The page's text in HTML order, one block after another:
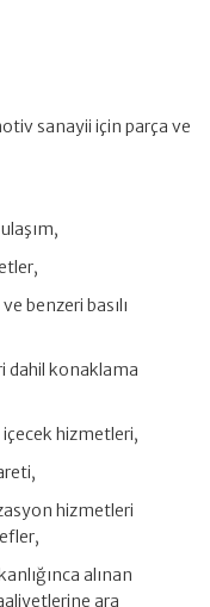
sanayii için parça ve
benzeri basılı
dahil konaklama
hizmetleri,
hizmetleri
alınan
ara